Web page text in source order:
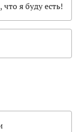
я буду есть!